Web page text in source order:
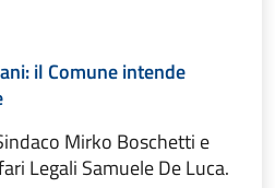
il Comune intende
Mirko Boschetti e
Legali Samuele De Luca.